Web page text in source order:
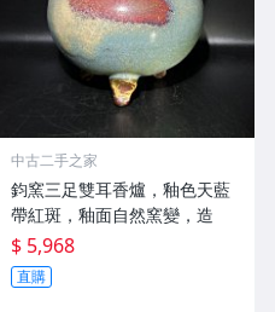
中古二手之家
鈞窯三足雙耳香爐，釉色天藍
帶紅斑，釉面自然窯變，造
$ 5,968
直購